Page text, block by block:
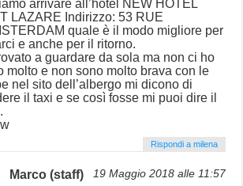
arrivare all’hotel NEW HOTEL
LAZARE Indirizzo: 53 RUE
quale è il modo migliore per
e anche per il ritorno.
a guardare da sola ma non ci ho
molto e non sono molto brava con le
nel sito dell’albergo mi dicono di
il taxi e se così fosse mi puoi dire il
Rispondi a milena
Marco (staff) 19 Maggio 2018 alle 11:57